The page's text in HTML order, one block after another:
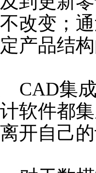
不改变；
定产品结
CAD集成
计软件都
离开自己